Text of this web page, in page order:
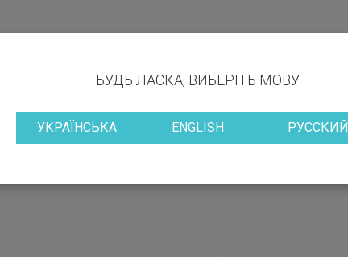
БУДЬ ЛАСКА, ВИБЕРІТЬ МОВУ
УКРАЇНСЬКА ENGLISH РУССКИЙ